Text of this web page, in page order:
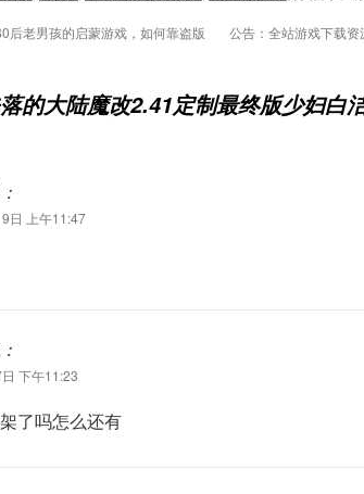
后老男孩的启蒙游戏，如何靠盗版
公告：全站游戏下载
的大陆魔改2.41定制最终版少妇白
日 上午11:47
下午11:23
了吗怎么还有